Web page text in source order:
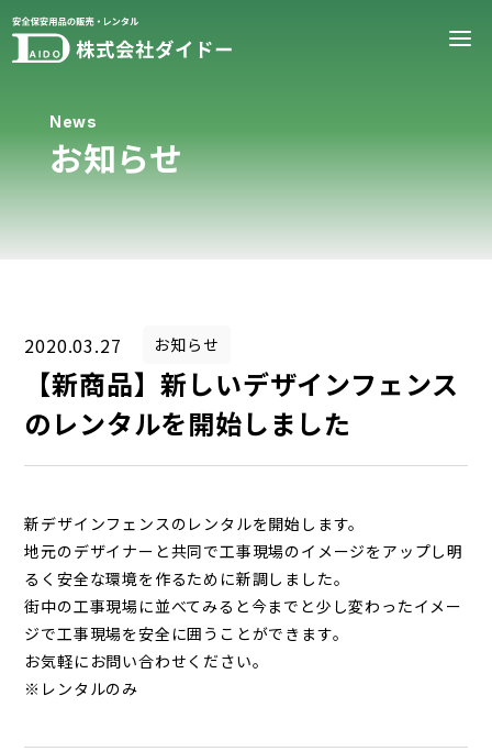
News
お知らせ
2020.03.27 お知らせ
【新商品】新しいデザインフェンス
のレンタルを開始しました
新デザインフェンスのレンタルを開始します。
地元のデザイナーと共同で工事現場のイメージをアップし明
るく安全な環境を作るために新調しました。
街中の工事現場に並べてみると今までと少し変わったイメー
ジで工事現場を安全に囲うことができます。
お気軽にお問い合わせください。
※レンタルのみ